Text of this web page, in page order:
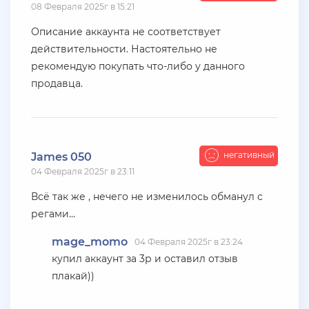
Vlad_Esidisi
насрал
+ 11 руб 10 Июля 2026г в 17:26
+ 10 руб 07 Июля 2026г в 20:56
SenyaFar
Ищу поставщиков аккаунтов на серверах
BLACK***SSIA , телеграмм @aanarchistov
+ 11 руб 06 Июля 2026г в 23:48
Kytakbab
08 Февраля 2025г в 15:21
Описание аккаунта не соответствует
действительности. Настоятельно не
рекомендую покупать что-либо у данного
продавца.
James 050
04 Февраля 2025г в 23:11
негативный
Всё так же , нечего не изменилось обманул с
регами…
mage_momo 04 Февраля 2025г в 23:24
купил аккаунт за 3р и оставил отзыв
плакай))